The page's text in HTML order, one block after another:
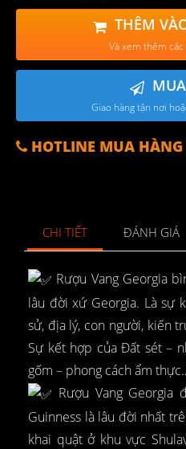
THÊM
Và xem thêm
Giao hàng tận nơi
HOTLINE MUA
CHI TIẾT ĐÁNH GIÁ
Rượu Vang Georgia
lâu đời xứ Georgia. Là sự
sử, địa lý, con người, kiến
Sự kết hợp của Đất sét –
gốm – phong cách ẩm
Rượu Vang Georgia
Guinness là lâu đời nhất
khai quật ở khu vực